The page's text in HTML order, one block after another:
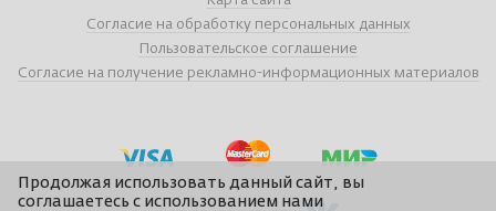
Согласие на обработку персональных данных
Пользовательское соглашение
Согласие на получение рекламно-информационных материалов
Продолжая использовать данный сайт, вы
соглашаетесь с использованием нами